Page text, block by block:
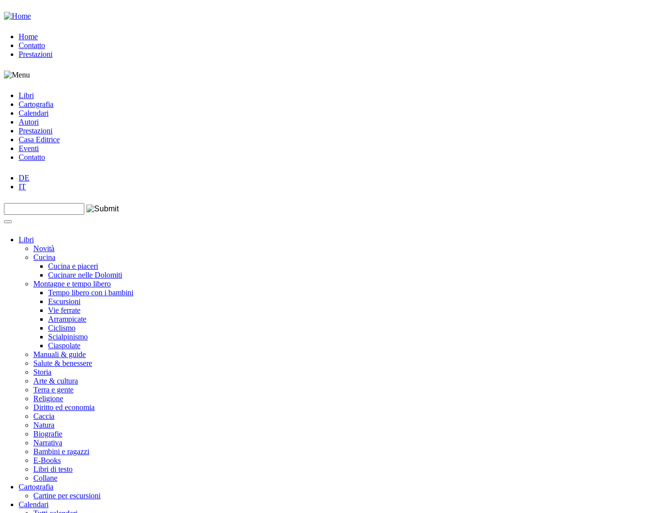
Jump to navigation
Home
Contatto
Prestazioni
Libri
Cartografia
Calendari
Autori
Prestazioni
Casa Editrice
Eventi
Contatto
DE
IT
Form di ricerca
Libri
Novità
Cucina
Cucina e piaceri
Cucinare nelle Dolomiti
Montagne e tempo libero
Tempo libero con i bambini
Escursioni
Vie ferrate
Arrampicate
Ciclismo
Scialpinismo
Ciaspolate
Manuali & guide
Salute & benessere
Storia
Arte & cultura
Terra e gente
Religione
Diritto ed economia
Caccia
Natura
Biografie
Narrativa
Bambini e ragazzi
E-Books
Libri di testo
Collane
Cartografia
Cartine per escursioni
Calendari